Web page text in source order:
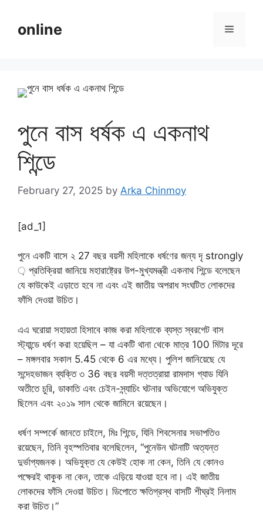
contentonline Menu
পুনে বাস ধর্ষক এ একনাথ
শিন্ডে
February 27, 2025 by Arka Chinmoy
[ad_1]
পুনে একটি বাসে ২ 27 বছর বয়সী মহিলাকে ধর্ষণের জন্য দৃ strongly
় প্রতিক্রিয়া জানিয়ে মহারাষ্ট্রের উপ-মুখ্যমন্ত্রী একনাথ শিন্ডে বলেছেন
যে কাউকেই এড়াতে হবে না এবং এই জাতীয় অপরাধ সংঘটিত লোকদের
ফাঁসি দেওয়া উচিত।
এএ ঘরোয়া সহায়তা হিসাবে কাজ করা মহিলাকে ব্যস্ত স্বরগেট বাস
স্ট্যান্ডে ধর্ষণ করা হয়েছিল – যা একটি থানা থেকে মাত্র 100 মিটার দূরে
– মঙ্গলবার সকাল 5.45 থেকে 6 এর মধ্যে। পুলিশ জানিয়েছে যে
সন্দেহভাজন ব্যক্তি ৩ 36 বছর বয়সী দত্তত্রায়া রামদাস গ্যাড যিনি
অতীতে চুরি, ডাকাতি এবং চেইন-স্ন্যাচিং ঘটনার অভিযোগে অভিযুক্ত
ছিলেন এবং ২০১৯ সাল থেকে জামিনে রয়েছেন।
ধর্ষণ সম্পর্কে জানতে চাইলে, মিঃ শিন্ডে, যিনি শিবসেনার সভাপতিও
রয়েছেন, তিনি বৃহস্পতিবার বলেছিলেন, “পুনেউন ঘটনাটি অত্যন্ত
দুর্ভাগ্যজনক। অভিযুক্ত যে কেউই হোক না কেন, তিনি যে কোনও
পক্ষেরই থাকুক না কেন, তাকে এড়িয়ে যাওয়া হবে না। এই জাতীয়
লোকদের ফাঁসি দেওয়া উচিত। ডিপোতে ক্ষতিগ্রস্থ বাসটি শীঘ্রই নিলাম
করা উচিত।”